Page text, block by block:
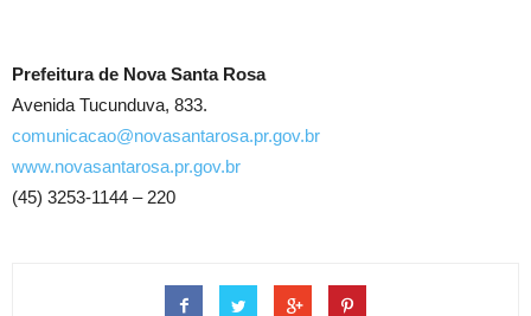
Prefeitura de Nova Santa Rosa
Avenida Tucunduva, 833.
comunicacao@novasantarosa.pr.gov.br
www.novasantarosa.pr.gov.br
(45) 3253-1144 – 220